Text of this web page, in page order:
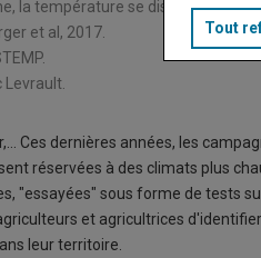
la température se distribue
et al, 2017.
Levrault.
Ces dernières années, les
réservées à des climats plus
"essayées" sous forme de tests
et agricultrices
leur territoire.
Tout